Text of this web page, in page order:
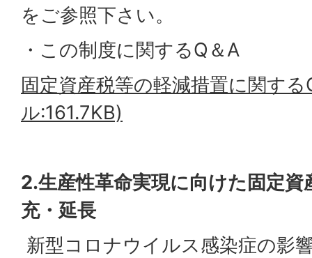
をご参照下さい。
・この制度に関するQ＆A
固定資産税等の軽減措置に関す
ル:161.7KB)
2.生産性革命実現に向けた固定資
充・延長
新型コロナウイルス感染症の影